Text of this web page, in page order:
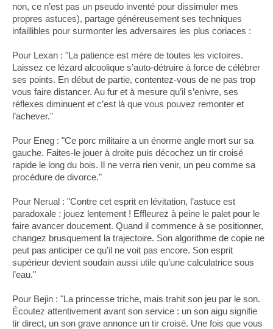
non, ce n’est pas un pseudo inventé pour dissimuler mes
propres astuces), partage généreusement ses techniques
infaillibles pour surmonter les adversaires les plus coriaces :
Pour Lexan : "La patience est mère de toutes les victoires.
Laissez ce lézard alcoolique s’auto-détruire à force de célébrer
ses points. En début de partie, contentez-vous de ne pas trop
vous faire distancer. Au fur et à mesure qu’il s’enivre, ses
réflexes diminuent et c’est là que vous pouvez remonter et
l’achever."
Pour Eneg : "Ce porc militaire a un énorme angle mort sur sa
gauche. Faites-le jouer à droite puis décochez un tir croisé
rapide le long du bois. Il ne verra rien venir, un peu comme sa
procédure de divorce."
Pour Nerual : "Contre cet esprit en lévitation, l’astuce est
paradoxale : jouez lentement ! Effleurez à peine le palet pour le
faire avancer doucement. Quand il commence à se positionner,
changez brusquement la trajectoire. Son algorithme de copie ne
peut pas anticiper ce qu’il ne voit pas encore. Son esprit
supérieur devient soudain aussi utile qu’une calculatrice sous
l’eau."
Pour Bejin : "La princesse triche, mais trahit son jeu par le son.
Écoutez attentivement avant son service : un son aigu signifie
tir direct, un son grave annonce un tir croisé. Une fois que vous